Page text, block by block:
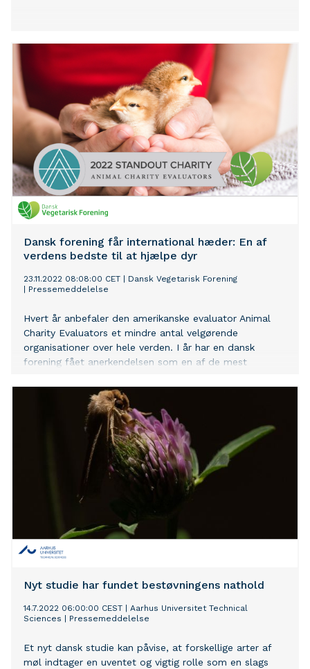
Dansk forening får international hæder: En af
verdens bedste til at hjælpe dyr
23.11.2022 08:08:00 CET
Dansk Vegetarisk Forening
Pressemeddelelse
Hvert år anbefaler den amerikanske evaluator Animal
Charity Evaluators et mindre antal velgørende
organisationer over hele verden. I år har en dansk
forening fået anerkendelsen som en af de mest
Nyt studie har fundet bestøvningens nathold
14.7.2022 06:00:00 CEST
Aarhus Universitet Technical
Sciences
Pressemeddelelse
Et nyt dansk studie kan påvise, at forskellige arter af
møl indtager en uventet og vigtig rolle som en slags